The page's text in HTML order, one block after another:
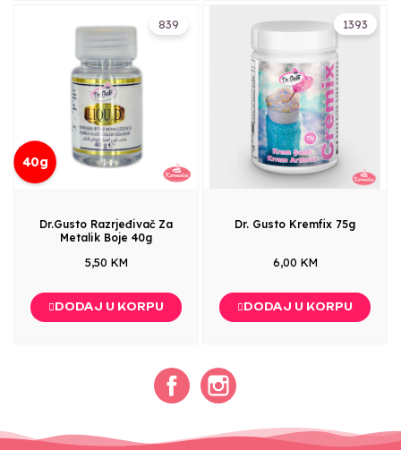
839
40g
Dr.Gusto Razrjeđivač Za
Metalik Boje 40g
5,50 KM
DODAJ U KORPU
1393
Dr. Gusto Kremfix 75g
6,00 KM
DODAJ U KORPU
Facebook